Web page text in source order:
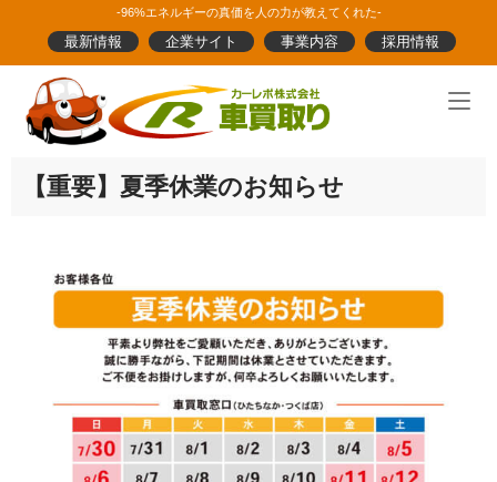
content
-96%エネルギーの真価を人の力が教えてくれた-
最新情報 企業サイト 事業内容 採用情報
【重要】夏季休業のお知らせ